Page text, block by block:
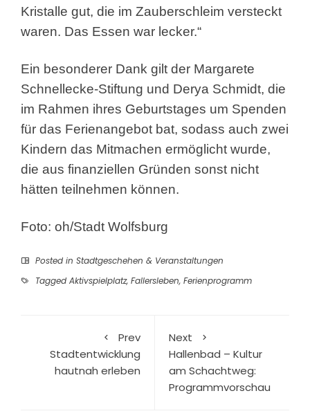
Kristalle gut, die im Zauberschleim versteckt
waren. Das Essen war lecker.“
Ein besonderer Dank gilt der Margarete
Schnellecke-Stiftung und Derya Schmidt, die
im Rahmen ihres Geburtstages um Spenden
für das Ferienangebot bat, sodass auch zwei
Kindern das Mitmachen ermöglicht wurde,
die aus finanziellen Gründen sonst nicht
hätten teilnehmen können.
Foto: oh/Stadt Wolfsburg
Posted in Stadtgeschehen & Veranstaltungen
Tagged Aktivspielplatz, Fallersleben, Ferienprogramm
Prev
Stadtentwicklung
hautnah erleben
Next
Hallenbad – Kultur
am Schachtweg:
Programmvorschau